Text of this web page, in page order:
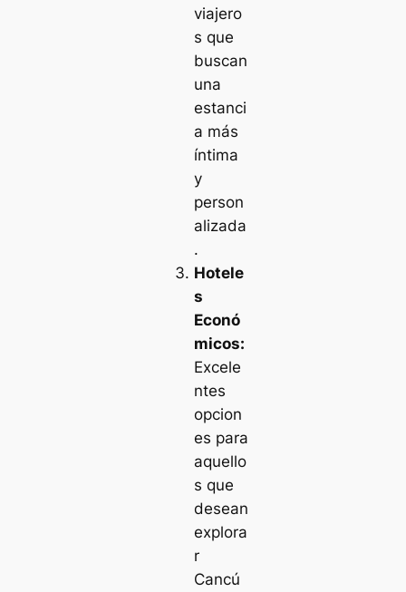
viajero
s que
buscan
una
estanci
a más
íntima
y
person
alizada
.
Hotele
s
Econó
micos:
Excele
ntes
opcion
es para
aquello
s que
desean
explora
r
Cancú